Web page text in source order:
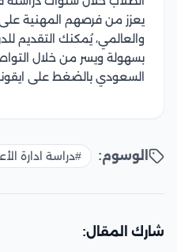
يعزز من فرصهم المهنية
والعالمي، يُمكنك التقديم
بسهولة ويسر من خلال
السعودي بالضغط على
الوسوم: #دراسة ادارة
شارك المقال: